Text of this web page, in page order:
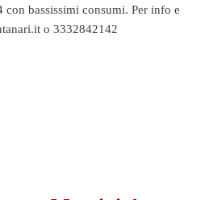
bassissimi consumi. Per info e
o 3332842142